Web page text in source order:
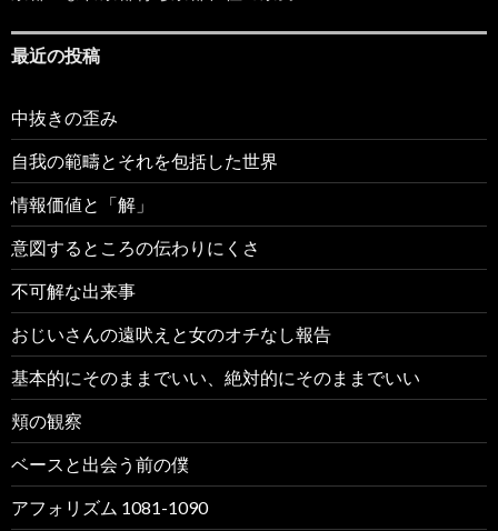
最近の投稿
中抜きの歪み
自我の範疇とそれを包括した世界
情報価値と「解」
意図するところの伝わりにくさ
不可解な出来事
おじいさんの遠吠えと女のオチなし報告
基本的にそのままでいい、絶対的にそのままでいい
頬の観察
ベースと出会う前の僕
アフォリズム 1081-1090